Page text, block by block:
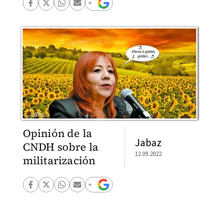
Opinión de la
CNDH sobre la
militarización
Jabaz
12.09.2022